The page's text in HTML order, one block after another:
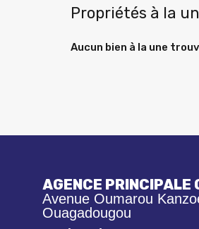
Propriétés à la
Aucun bien à la une
AGENCE PRINCIPALE
Avenue Oumarou
Ouagadougou